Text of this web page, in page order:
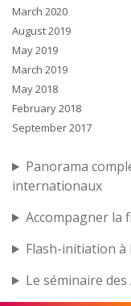
March 2020
August 2019
May 2019
March 2019
May 2018
February 2018
September 2017
Panorama
internationaux
Accompagner la
Flash-initiation à
Le séminaire des